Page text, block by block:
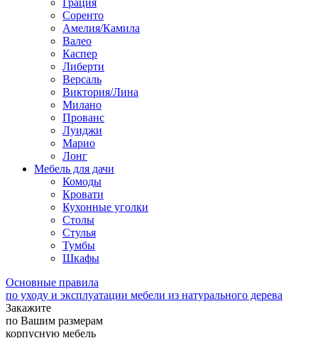
Грация
Соренто
Амелия/Камила
Валео
Каспер
Либерти
Версаль
Виктория/Лина
Милано
Прованс
Луиджи
Марио
Лонг
Мебель для дачи
Комоды
Кровати
Кухонные уголки
Столы
Стулья
Тумбы
Шкафы
Основные правила
по уходу и эксплуатации мебели из натурального дерева
Закажите
по Вашим размерам
корпусную мебель